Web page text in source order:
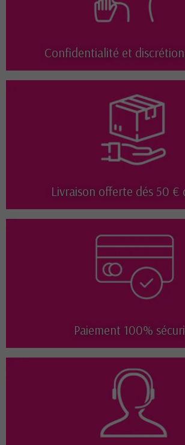
Confidentialité et discrétion
Livraison offerte dés 50 €
Paiement 100%